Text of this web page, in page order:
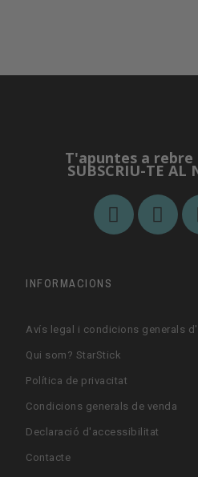
T'apuntes a rebre
SUBSCRIU-TE AL
INFORMACIONS
Avís legal i condicions generals
Qui som? StarStick
Política de privacitat
Condicions generals de venda
Declaració d'accessibilitat
Contacte